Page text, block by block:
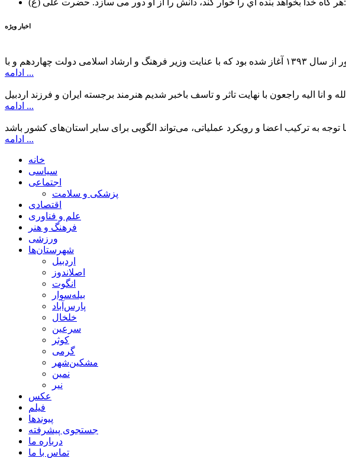
اخبار ویژه
ادامه ...
ادامه ...
ادامه ...
خانه
سیاسی
اجتماعی
پزشکی و سلامت
اقتصادی
علم و فناوری
فرهنگ و هنر
ورزشی
شهرستان‌ها
اردبیل
اصلاندوز
انگوت
بیله‌سوار
پارس‌آباد
خلخال
سرعین
کوثر
گرمی
مشکین‌شهر
نمین
نیر
عکس
فیلم
پیوندها
جستجوی پیشرفته
درباره ما
تماس با ما